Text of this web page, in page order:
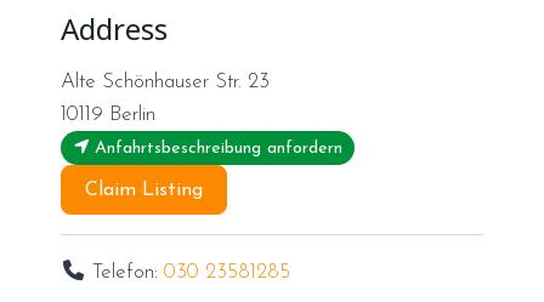
Address
Alte Schönhauser Str. 23
10119 Berlin
Anfahrtsbeschreibung anfordern
Claim Listing
Telefon:030 23581285